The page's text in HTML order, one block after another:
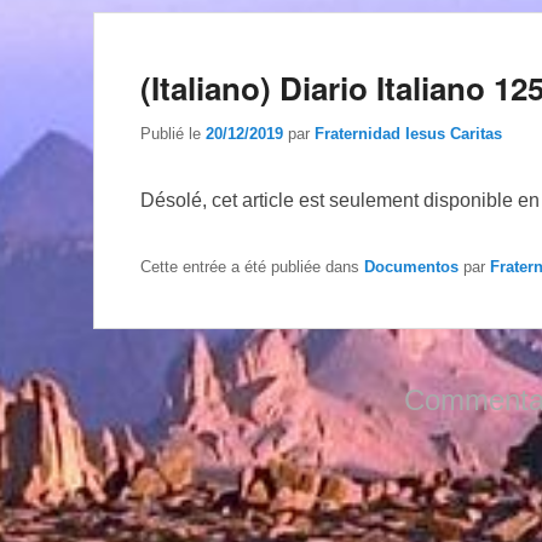
(Italiano) Diario Italiano
Publié le 20/12/2019 par Fraternidad Iesus Caritas
Désolé, cet article est seulement disponible en
Cette entrée a été publiée dans Documentos par